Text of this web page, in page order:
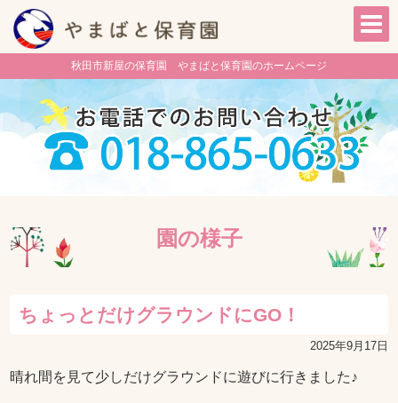
秋田市新屋の保育園 やまばと保育園のホームページ
園の様子
ちょっとだけグラウンドにGO！
2025年9月17日
晴れ間を見て少しだけグラウンドに遊びに行きました♪